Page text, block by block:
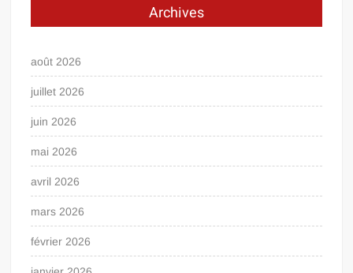
Archives
août 2026
juillet 2026
juin 2026
mai 2026
avril 2026
mars 2026
février 2026